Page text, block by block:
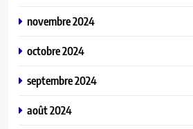
novembre 2024
octobre 2024
septembre 2024
août 2024